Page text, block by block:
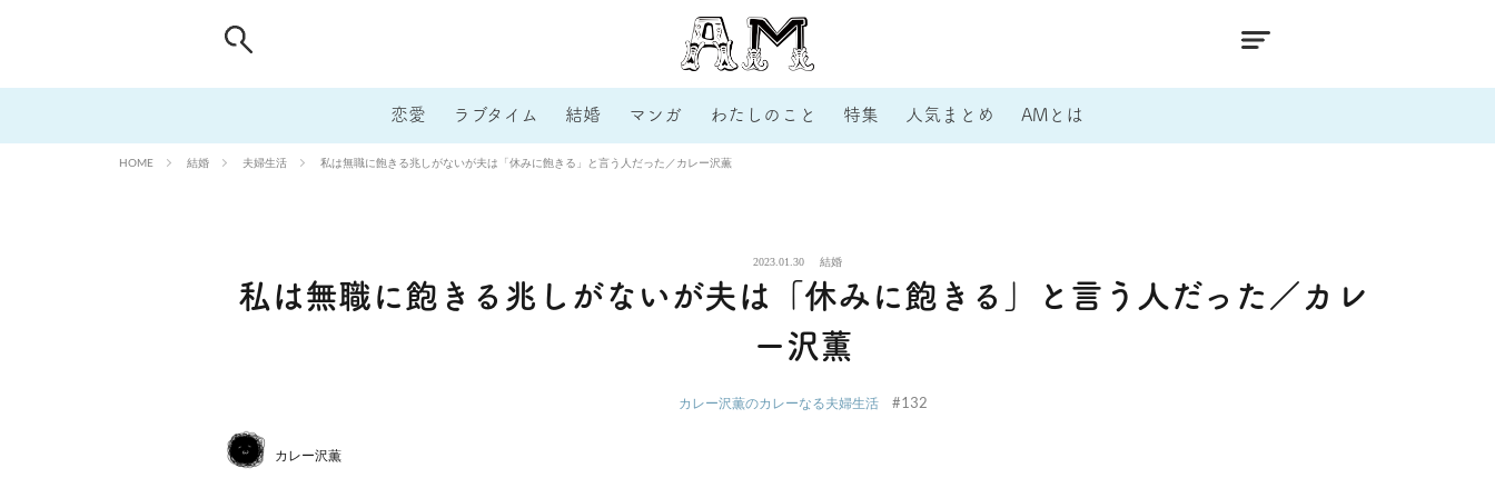
恋愛 ラブタイム 結婚 マンガ わたしのこと 特集 人気まとめ AMとは
HOME 結婚 夫婦生活 私は無職に飽きる兆しがないが夫は「休みに飽きる」と言う人だった／カレー沢薫
2023.01.30 結婚
私は無職に飽きる兆しがないが夫は「休みに飽きる」と言う人だった／カレ
ー沢薫
カレー沢薫のカレーなる夫婦生活 #132
カレー沢薫